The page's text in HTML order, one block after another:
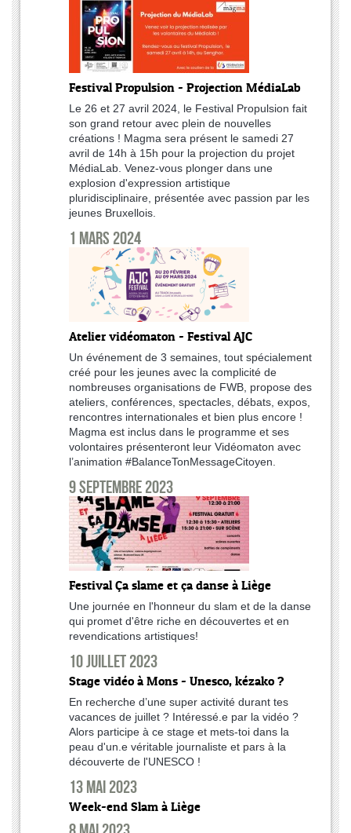
Festival Propulsion - Projection MédiaLab
Le 26 et 27 avril 2024, le Festival Propulsion fait
son grand retour avec plein de nouvelles
créations ! Magma sera présent le samedi 27
avril de 14h à 15h pour la projection du projet
MédiaLab. Venez-vous plonger dans une
explosion d'expression artistique
pluridisciplinaire, présentée avec passion par les
jeunes Bruxellois.
1 mars 2024
Atelier vidéomaton - Festival AJC
Un événement de 3 semaines, tout spécialement
créé pour les jeunes avec la complicité de
nombreuses organisations de FWB, propose des
ateliers, conférences, spectacles, débats, expos,
rencontres internationales et bien plus encore !
Magma est inclus dans le programme et ses
volontaires présenteront leur Vidéomaton avec
l’animation #BalanceTonMessageCitoyen.
9 septembre 2023
Festival Ça slame et ça danse à Liège
Une journée en l'honneur du slam et de la danse
qui promet d'être riche en découvertes et en
revendications artistiques!
10 juillet 2023
Stage vidéo à Mons - Unesco, kézako ?
En recherche d’une super activité durant tes
vacances de juillet ? Intéressé.e par la vidéo ?
Alors participe à ce stage et mets-toi dans la
peau d'un.e véritable journaliste et pars à la
découverte de l'UNESCO !
13 mai 2023
Week-end Slam à Liège